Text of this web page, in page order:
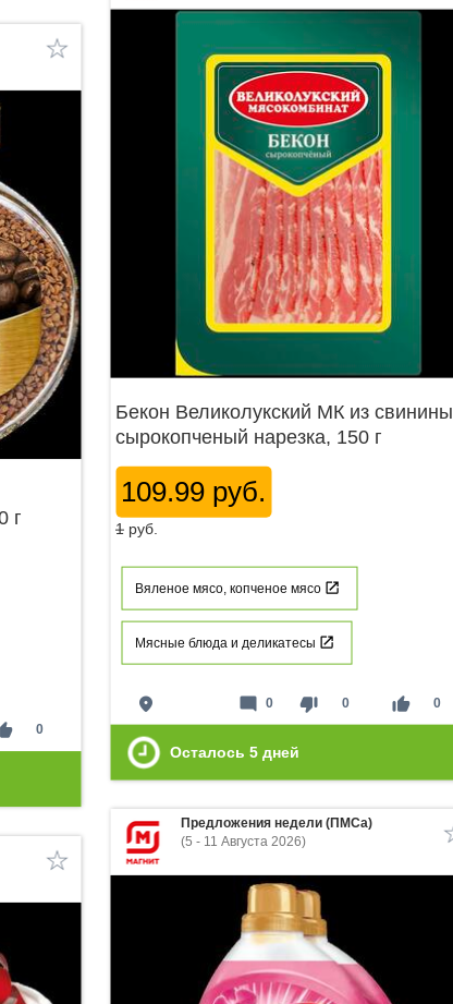
Бекон Великолукский МК из свинины
сырокопченый нарезка, 150 г
109.99 руб.
1 руб.
Вяленое мясо, копченое мясо
Мясные блюда и деликатесы
place thumb_down 0 thumb_up 0
mode_comment 0
Осталось 5 дней
г
0
Предложения недели (ПМСа)
(5 - 11 Августа 2026)